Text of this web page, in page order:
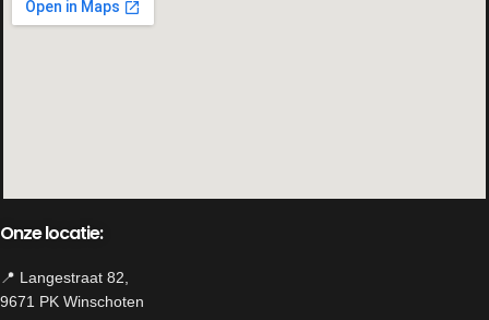
Onze locatie:
📍 Langestraat 82,
9671 PK Winschoten